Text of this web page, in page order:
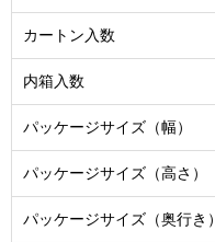
カートン入数
内箱入数
パッケージサイズ（幅）
パッケージサイズ（高さ）
パッケージサイズ（奥行き）